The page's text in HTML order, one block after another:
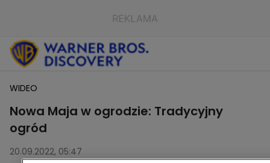
WIDEO
Nowa Maja w ogrodzie: Tradycyjny
ogród
20.09.2022, 05:47